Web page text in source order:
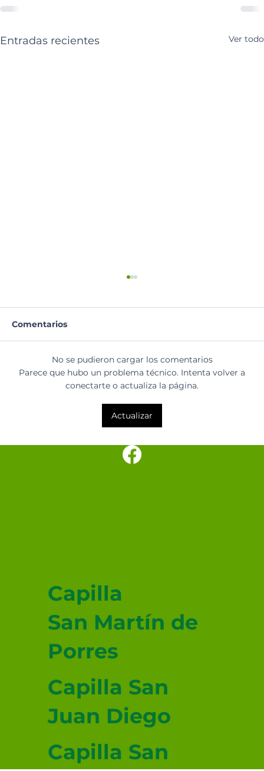
Entradas recientes Ver todo
Comentarios
No se pudieron cargar los comentarios
Parece que hubo un problema técnico. Intenta volver a
conectarte o actualiza la página.
Actualizar
Capilla
San Martín de
Porres
Capilla San
Juan Diego
Capilla San